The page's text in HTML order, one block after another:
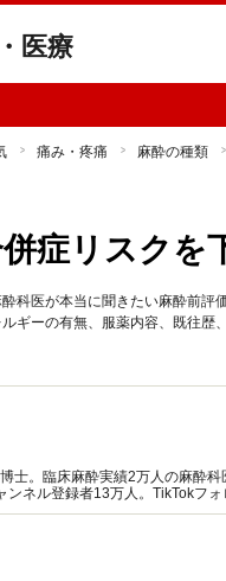
医療
痛み・疼痛 麻酔の種類
症リスクを
科医が本当に聞きたい麻酔前
ギーの有無、服薬内容、既往歴
士。臨床麻酔実績2万人の麻酔
ンネル登録者13万人。TikTokフ
ンライングループ『富永喜代の